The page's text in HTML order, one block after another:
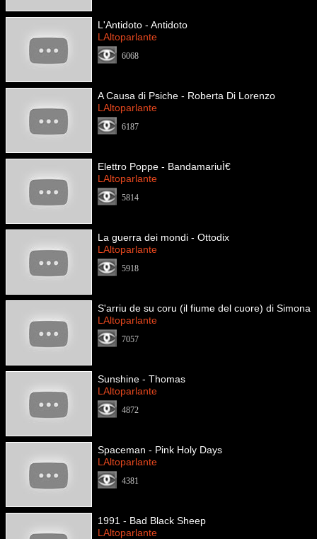
L'Antidoto - Antidoto
LAltoparlante
6068
A Causa di Psiche - Roberta Di Lorenzo
LAltoparlante
6187
Elettro Poppe - BandamariuÌ€
LAltoparlante
5814
La guerra dei mondi - Ottodix
LAltoparlante
5918
S'arriu de su coru (il fiume del cuore) di Simona
LAltoparlante
7057
Sunshine - Thomas
LAltoparlante
4872
Spaceman - Pink Holy Days
LAltoparlante
4381
1991 - Bad Black Sheep
LAltoparlante